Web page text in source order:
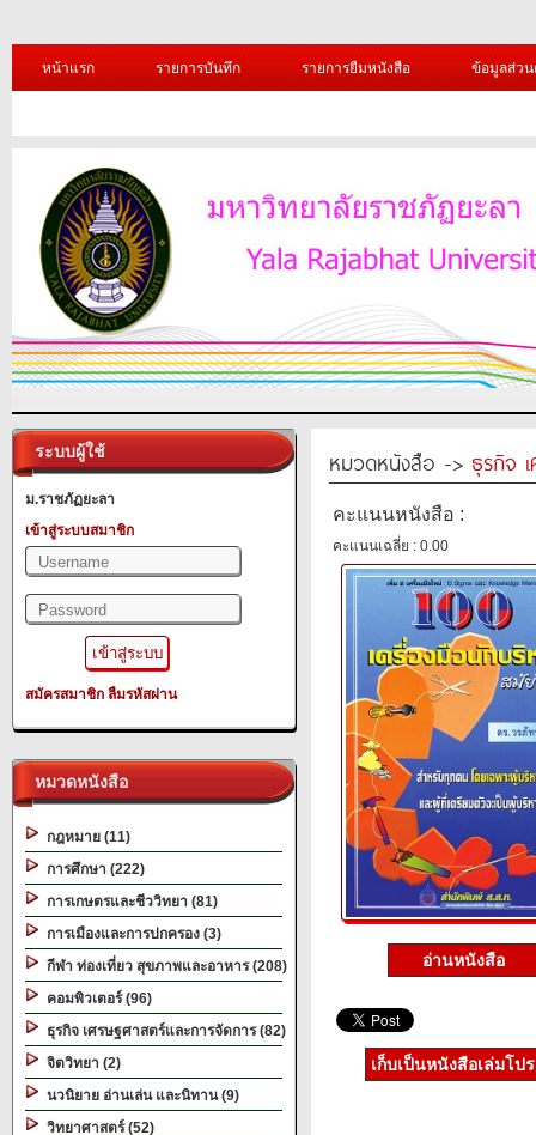
หน้าแรก รายการบันทึก รายการยืมหนังสือ ข้อมูลส่ว
ระบบผู้ใช้
ม.ราชภัฏยะลา
เข้าสู่ระบบสมาชิก
สมัครสมาชิก ลืมรหัสผ่าน
หมวดหนังสือ
กฎหมาย (11)
การศึกษา (222)
การเกษตรและชีววิทยา (81)
การเมืองและการปกครอง (3)
กีฬา ท่องเที่ยว สุขภาพและอาหาร (208)
คอมพิวเตอร์ (96)
ธุรกิจ เศรษฐศาสตร์และการจัดการ (82)
จิตวิทยา (2)
นวนิยาย อ่านเล่น และนิทาน (9)
วิทยาศาสตร์ (52)
หมวดหนังสือ -> ธุรกิจ
คะแนนหนังสือ :
คะแนนเฉลี่ย : 0.00
อ่านหนังสือ
เก็บเป็นหนังสือเล่มโป